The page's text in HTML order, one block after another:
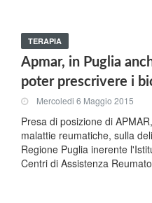
TERAPIA
Apmar, in Puglia
poter prescrivere i
Mercoledi 6 Maggio 2015
Presa di posizione di
malattie reumatiche, sulla
Regione Puglia inerente
Centri di Assistenza